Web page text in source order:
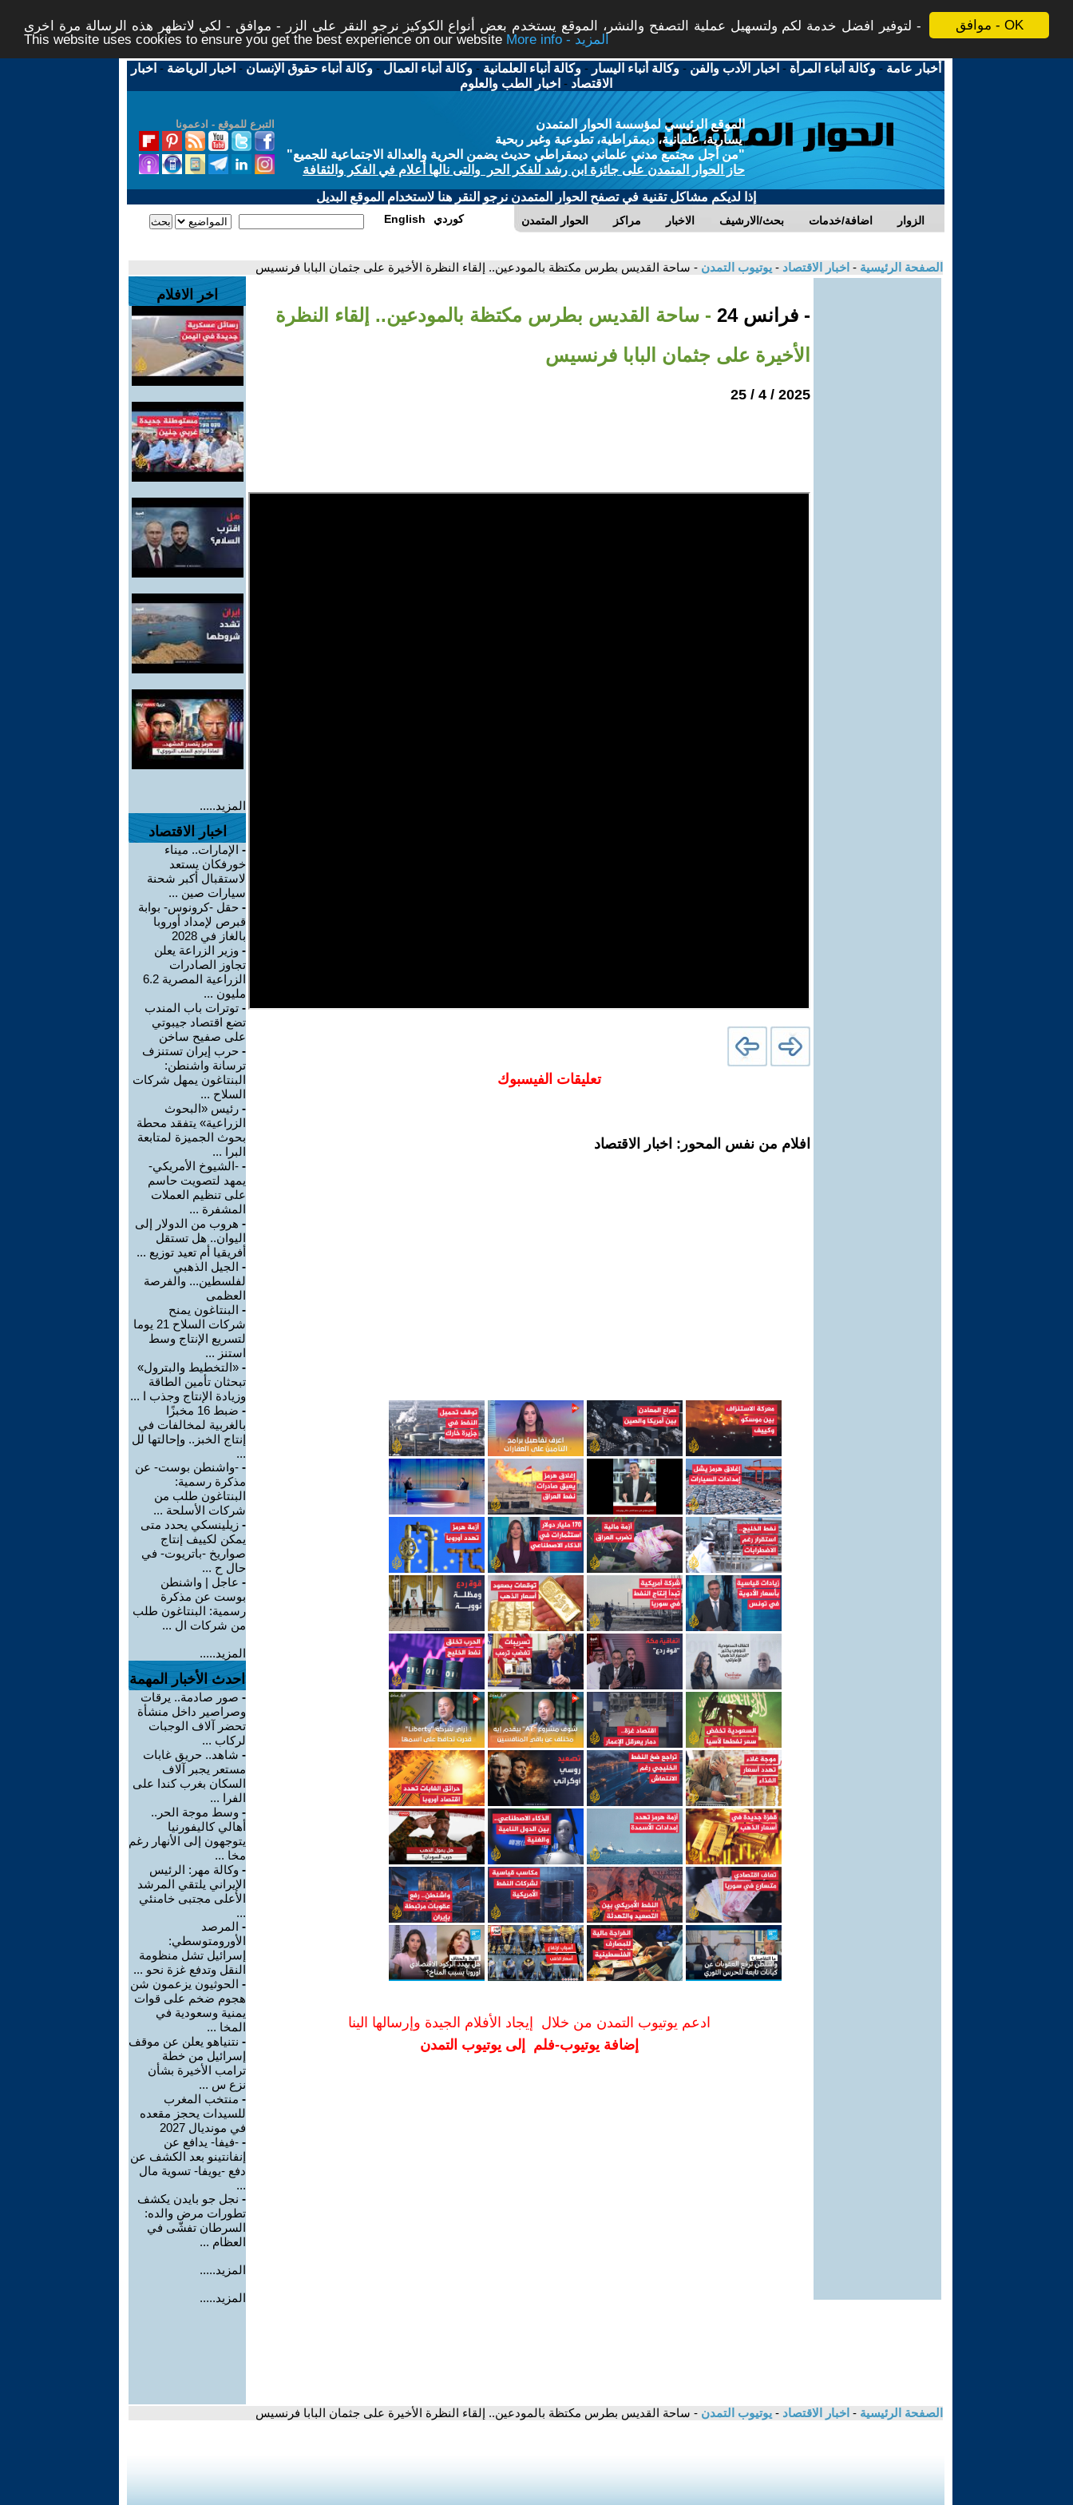
موافق - OK
لتوفير افضل خدمة لكم ولتسهيل عملية التصفح والنشر، الموقع يستخدم بعض أنواع الكوكيز نرجو النقر على الزر - موافق - لكي لاتظهر هذه الرسالة مرة اخرى -
This website uses cookies to ensure you get the best experience on our website
More info - المزيد
أخبار عامة -وكالة أنباء المرأة - اخبار الأدب والفن -وكالة أنباء اليسار -وكالة أنباء العلمانية -وكالة أنباء العمال -وكالة أنباء حقوق الإنسان - اخبار الرياضة - اخبار
الاقتصاد - اخبار الطب والعلوم
التبرع للموقع - ادعمونا
الموقع الرئيسي لمؤسسة الحوار المتمدن
يسارية، علمانية، ديمقراطية، تطوعية وغير ربحية
"من أجل مجتمع مدني علماني ديمقراطي حديث يضمن الحرية والعدالة الاجتماعية للجميع"
حاز الحوار المتمدن على جائزة ابن رشد للفكر الحر والتى نالها أعلام في الفكر والثقافة
إذا لديكم مشاكل تقنية في تصفح الحوار المتمدن نرجو النقر هنا لاستخدام الموقع البديل
الحوار المتمدن مراكز الاخبار بحث/الارشيف اضافة/خدمات الزوار English كوردي
الصفحة الرئيسية - اخبار الاقتصاد - يوتيوب التمدن - ساحة القديس بطرس مكتظة بالمودعين.. إلقاء النظرة الأخيرة على جثمان البابا فرنسيس
- فرانس 24
- ساحة القديس بطرس مكتظة بالمودعين.. إلقاء النظرة
الأخيرة على جثمان البابا فرنسيس
2025 / 4 / 25
تعليقات الفيسبوك
افلام من نفس المحور: اخبار الاقتصاد
ادعم يوتيوب التمدن من خلال إيجاد الأفلام الجيدة وإرسالها الينا
إضافة يوتيوب-فلم إلى يوتيوب التمدن
اخر الافلام
المزيد.....
اخبار الاقتصاد
- الإمارات.. ميناء
خورفكان يستعد
لاستقبال أكبر شحنة
سيارات صين ...
- حقل -كرونوس- بوابة
قبرص لإمداد أوروبا
بالغاز في 2028
- وزير الزراعة يعلن
تجاوز الصادرات
الزراعية المصرية 6.2
مليون ...
- توترات باب المندب
تضع اقتصاد جيبوتي
على صفيح ساخن
- حرب إيران تستنزف
ترسانة واشنطن:
البنتاغون يمهل شركات
السلاح ...
- رئيس «البحوث
الزراعية» يتفقد محطة
بحوث الجميزة لمتابعة
البرا ...
- -الشيوخ الأمريكي-
يمهد لتصويت حاسم
على تنظيم العملات
المشفرة ...
- هروب من الدولار إلى
اليوان.. هل تستقل
أفريقيا أم تعيد توزيع ...
- الجيل الذهبي
لفلسطين... والفرصة
العظمى
- البنتاغون يمنح
شركات السلاح 21 يوما
لتسريع الإنتاج وسط
استنز ...
- «التخطيط والبترول»
تبحثان تأمين الطاقة
وزيادة الإنتاج وجذب ا ...
-
ضبط 16 مخبزًا
بالغربية لمخالفات في
إنتاج الخبز.. وإحالتها لل
...
- -واشنطن بوست- عن
مذكرة رسمية:
البنتاغون طلب من
شركات الأسلحة ...
- زيلينسكي يحدد متى
يمكن لكييف إنتاج
صواريخ -باتريوت- في
حال ح ...
- عاجل | واشنطن
بوست عن مذكرة
رسمية: البنتاغون طلب
من شركات ال ...
المزيد.....
احدث الأخبار المهمة
- صور صادمة.. يرقات
وصراصير داخل منشأة
تحضر آلاف الوجبات
لركاب ...
- شاهد.. حريق غابات
مستعر يجبر آلاف
السكان بغرب كندا على
الفرا ...
- وسط موجة الحر..
أهالي كاليفورنيا
يتوجهون إلى الأنهار رغم
مخا ...
- وكالة مهر: الرئيس
الإيراني يلتقي المرشد
الأعلى مجتبى خامنئي
...
- المرصد
الأورومتوسطي:
إسرائيل تشل منظومة
النقل وتدفع غزة نحو ...
- الحوثيون يزعمون شن
هجوم ضخم على قوات
يمنية وسعودية في
المخا ...
- نتنياهو يعلن عن موقف
إسرائيل من خطة
ترامب الأخيرة بشأن
نزع س ...
- منتخب المغرب
للسيدات يحجز مقعده
في مونديال 2027
- -فيفا- يدافع عن
إنفانتينو بعد الكشف عن
دفع -يويفا- تسوية مال
...
- نجل جو بايدن يكشف
تطورات مرض والده:
السرطان تفشّى في
العظام ...
المزيد.....
المزيد.....
الصفحة الرئيسية - اخبار الاقتصاد - يوتيوب التمدن - ساحة القديس بطرس مكتظة بالمودعين.. إلقاء النظرة الأخيرة على جثمان البابا فرنسيس